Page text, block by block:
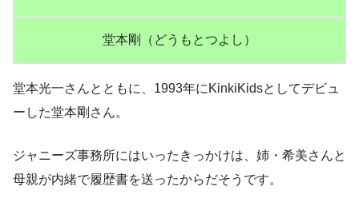
堂本剛（どうもとつよし）
堂本光一さんとともに、1993年にKinkiKidsとしてデビュ
ーした堂本剛さん。
ジャニーズ事務所にはいったきっかけは、 姉・希美さんと
母親が内緒で履歴書を送ったからだそうです。